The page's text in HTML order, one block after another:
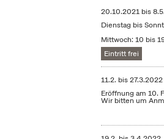
20.10.2021 bis
Dienstag bis
Mittwoch: 10 bis
Eintritt frei
11.2. bis27.3.2022
Eröffnung am 10.
Wir bitten um